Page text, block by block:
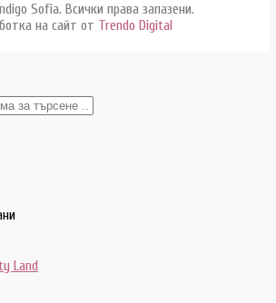
Sofia. Всички права запазени.
на сайт от Trendo Digital